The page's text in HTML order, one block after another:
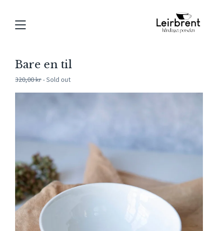
Bare en til
320,00kr- Sold out